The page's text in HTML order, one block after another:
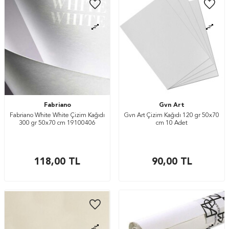
Fabriano
Fabriano White White Çizim Kağıdı
300 gr 50x70 cm 19100406
118,00 TL
Gvn Art
Gvn Art Çizim Kağıdı 120 gr 50x70
cm 10 Adet
90,00TL